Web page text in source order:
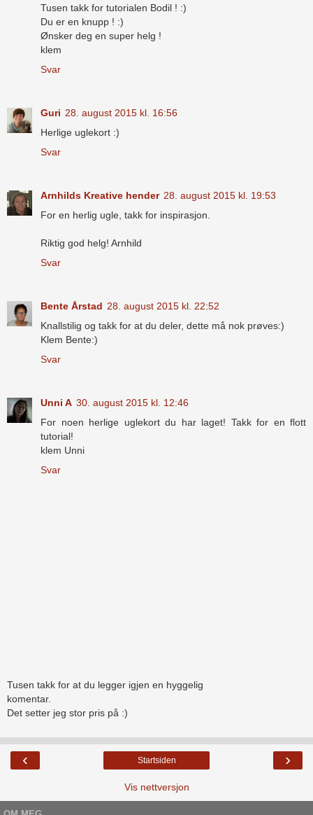
Tusen takk for tutorialen Bodil ! :)
Du er en knupp ! :)
Ønsker deg en super helg !
klem
Svar
Guri 28. august 2015 kl. 16:56
Herlige uglekort :)
Svar
Arnhilds Kreative hender 28. august 2015 kl. 19:53
For en herlig ugle, takk for inspirasjon.
Riktig god helg! Arnhild
Svar
Bente Årstad 28. august 2015 kl. 22:52
Knallstilig og takk for at du deler, dette må nok prøves:)
Klem Bente:)
Svar
Unni A 30. august 2015 kl. 12:46
For noen herlige uglekort du har laget! Takk for en flott
tutorial!
klem Unni
Svar
Tusen takk for at du legger igjen en hyggelig
komentar.
Det setter jeg stor pris på :)
‹ ›
Startsiden
Vis nettversjon